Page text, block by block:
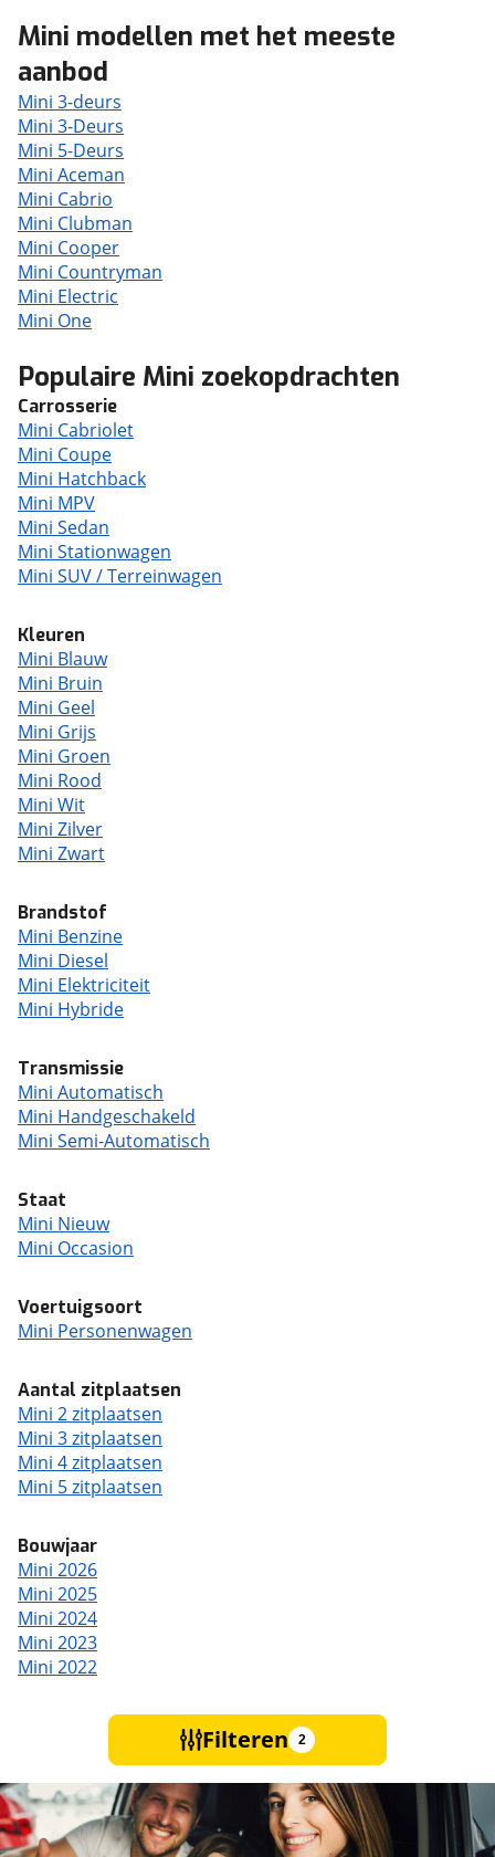
Mini modellen met het meeste
aanbod
Mini 3-deurs
Mini 3-Deurs
Mini 5-Deurs
Mini Aceman
Mini Cabrio
Mini Clubman
Mini Cooper
Mini Countryman
Mini Electric
Mini One
Populaire Mini zoekopdrachten
Carrosserie
Mini Cabriolet
Mini Coupe
Mini Hatchback
Mini MPV
Mini Sedan
Mini Stationwagen
Mini SUV / Terreinwagen
Kleuren
Mini Blauw
Mini Bruin
Mini Geel
Mini Grijs
Mini Groen
Mini Rood
Mini Wit
Mini Zilver
Mini Zwart
Brandstof
Mini Benzine
Mini Diesel
Mini Elektriciteit
Mini Hybride
Transmissie
Mini Automatisch
Mini Handgeschakeld
Mini Semi-Automatisch
Staat
Mini Nieuw
Mini Occasion
Voertuigsoort
Mini Personenwagen
Aantal zitplaatsen
Mini 2 zitplaatsen
Mini 3 zitplaatsen
Mini 4 zitplaatsen
Mini 5 zitplaatsen
Bouwjaar
Mini 2026
Mini 2025
Mini 2024
Mini 2023
Mini 2022
Filteren 2